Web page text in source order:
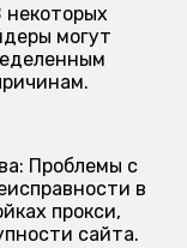
некоторых
могут
Проблемы с
в
прокси,
сайта.